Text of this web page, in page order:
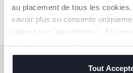
au placement de tous les
savoir plus ou consentir
cliquez sur "paramètres". En
techniques, qui sont essentiels
Tout